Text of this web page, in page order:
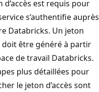
d’accès est requis pour
s’authentifie auprès
Databricks. Un jeton
doit être généré à partir
de travail Databricks.
plus détaillées pour
le jeton d’accès sont